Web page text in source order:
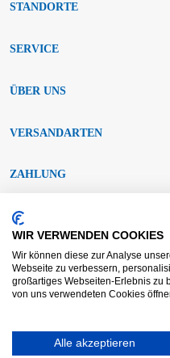
STANDORTE
SERVICE
ÜBER UNS
VERSANDARTEN
ZAHLUNG
SOCIAL MEDIA
Impressum
Datenschutz
WIR VERWENDEN COOKIES
Wir können diese zur Analyse
Webseite zu verbessern,
großartiges Webseiten-Erlebnis zu
von uns verwendeten Cookies
Alle akzeptieren